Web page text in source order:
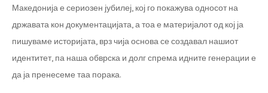
Македонија е сериозен јубилеј, кој го покажува односот на
државата кон документацијата, а тоа е материјалот од кој ја
пишуваме историјата, врз чија основа се создавал нашиот
идентитет, па наша обврска и долг спрема идните генерации е
да ја пренесеме таа порака.